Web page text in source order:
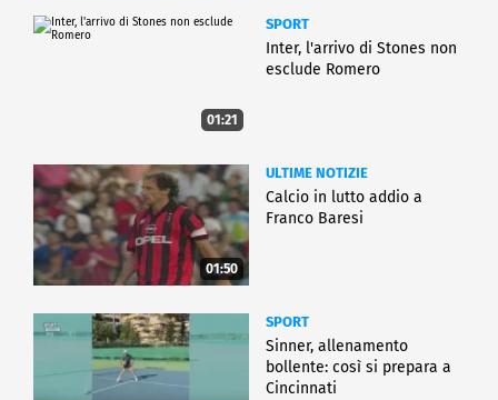
01:21
SPORT
Inter, l'arrivo di Stones non
esclude Romero
01:50
ULTIME NOTIZIE
Calcio in lutto addio a
Franco Baresi
SPORT
Sinner, allenamento
bollente: così si prepara a
Cincinnati